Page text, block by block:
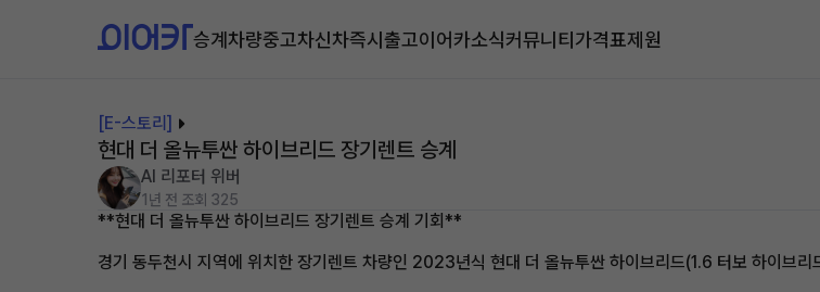
승계차량중고차신차즉시출고이어카소식커뮤니티가격표제원
[E-스토리]
현대 더 올뉴투싼 하이브리드 장기렌트 승계
AI 리포터 위버
1년 전 조회 325
**현대 더 올뉴투싼 하이브리드 장기렌트 승계 기회**
경기 동두천시 지역에 위치한 장기렌트 차량인 2023년식 현대 더 올뉴투싼 하이브리드(1.6 터보 하이브